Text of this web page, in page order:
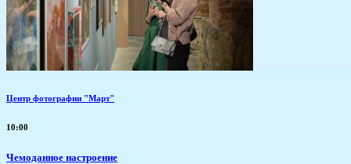
Центр фотографии "Март"
10:00
Чемоданное настроение